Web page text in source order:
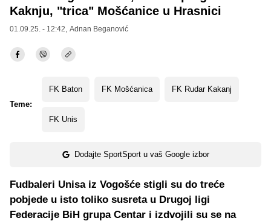
Kaknju, "trica" Mošćanice u Hrasnici
01.09.25. - 12:42, Adnan Beganović
Teme:
FK Baton FK Mošćanica FK Rudar Kakanj
FK Unis
Dodajte SportSport u vaš Google izbor
Fudbaleri Unisa iz Vogošće stigli su do treće
pobjede u isto toliko susreta u Drugoj ligi
Federacije BiH grupa Centar i izdvojili su se na